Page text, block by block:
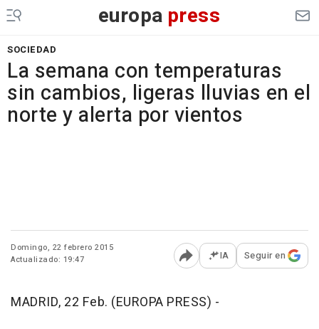
europa press
SOCIEDAD
La semana con temperaturas
sin cambios, ligeras lluvias en el
norte y alerta por vientos
Domingo, 22 febrero 2015
Actualizado: 19:47
Abrir opciones para
IA Seguir en
MADRID, 22 Feb. (EUROPA PRESS) -